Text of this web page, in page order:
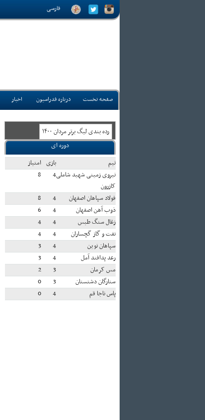
فارسی
صفحه نخست درباره فدراسیون اخبار
رده بندی ليگ برتر مردان ۱۴۰۰
دوره ای
تيم
بازی امتياز
نیروی زمینی شهید شاملی
کازرون
4
8
فولاد سپاهان اصفهان 4
8
ذوب آهن اصفهان
4
6
زغال سنگ طبس
4
4
نفت و گاز گچساران
4
4
سپاهان نوین
4
3
رعد پدافند آمل
4
3
مس کرمان
3
2
ستارگان دشتستان
3
0
پاس ناجا قم
4
0